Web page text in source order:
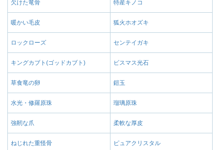
する代わりに攻撃力
属性付与【爆破】Ⅱ
属性付与【麻痺】Ⅰ
武器の属性を麻痺属
属性付与【麻痺】Ⅲ
する代わりに攻撃力
属性付与【水】Ⅰ
欠けた竜骨 特産キノコ
暖かい毛皮 狐火ホオズキ
ロックローズ センテイガキ
キングカブト(ゴッドカブト) ビスマス光石
草食竜の卵 鎧玉
水光・修羅原珠 瑠璃原珠
強靭な爪 柔軟な厚皮
ねじれた重怪骨 ピュアクリスタル